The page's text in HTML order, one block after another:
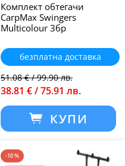
Комплект обтегачи
CarpMax Swingers
Multicolour 3бр
безплатна доставка
51.08 € / 99.90 лв.
38.81 € / 75.91 лв.
КУПИ
-10 %